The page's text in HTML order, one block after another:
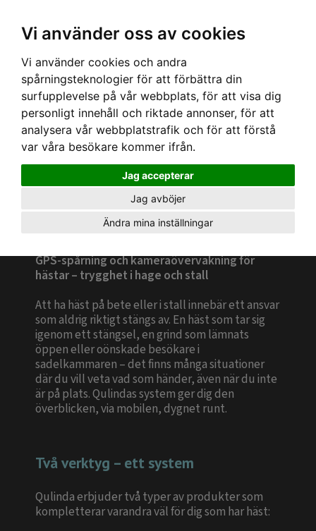
Vi använder oss av cookies
Vi använder cookies och andra
spårningsteknologier för att förbättra din
surfupplevelse på vår webbplats, för att visa dig
personligt innehåll och riktade annonser, för att
analysera vår webbplatstrafik och för att förstå
var våra besökare kommer ifrån.
Jag accepterar
Jag avböjer
Ändra mina inställningar
Häst och stall
GPS-spårning och kameraövervakning för
hästar – trygghet i hage och stall
Att ha häst på bete eller i stall innebär ett ansvar
som aldrig riktigt stängs av. En häst som tar sig
igenom ett stängsel, en grind som lämnats
öppen eller oönskade besökare i
sadelkammaren – det finns många situationer
där du vill veta vad som händer, även när du inte
är på plats. Qulindas system ger dig den
överblicken, via mobilen, dygnet runt.
Två verktyg – ett system
Qulinda erbjuder två typer av produkter som
kompletterar varandra väl för dig som har häst: